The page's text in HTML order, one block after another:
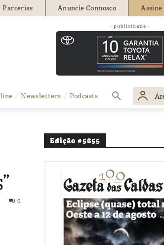
Parcerias Anuncie Connosco Assine
- publicidade -
Newsletters Podcasts
0
Edição #5655